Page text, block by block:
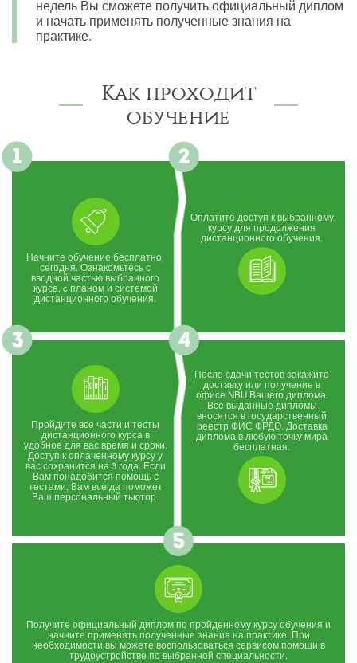
недель Вы сможете получить официальный диплом
и начать применять полученные знания на
практике.
Как проходит
обучение
Начните обучение бесплатно,
сегодня. Ознакомьтесь с
вводной частью выбранного
курса, c планом и системой
дистанционного обучения.
Оплатите доступ к выбранному
курсу для продолжения
дистанционного обучения.
Пройдите все части и тесты
дистанционного курса в
удобное для вас время и сроки.
Доступ к оплаченному курсу у
вас сохранится на 3 года. Если
Вам понадобится помощь с
тестами, Вам всегда поможет
Ваш персональный тьютор.
После сдачи тестов закажите
доставку или получение в
офисе NBU Вашего диплома.
Все выданные дипломы
вносятся в государственный
реестр ФИС ФРДО. Доставка
диплома в любую точку мира
бесплатная.
Получите официальный диплом по пройденному курсу обучения и
начните применять полученные знания на практике. При
необходимости вы можете воспользоваться сервисом помощи в
трудоустройстве по выбранной специальности.